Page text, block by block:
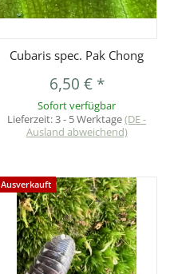
Cubaris spec. Pak Chong
6,50 € *
Sofort verfügbar
Lieferzeit:3 - 5 Werktage(DE -
Ausland abweichend)
Ausverkauft